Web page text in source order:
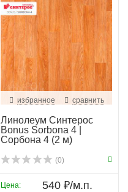
избранное сравнить
Линолеум Синтерос
Bonus Sorbona 4 |
Сорбона 4 (2 м)
(0)
Цена: 540 ₽/м.п.